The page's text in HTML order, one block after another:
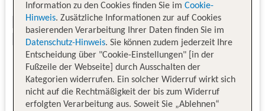
Information zu den Cookies finden Sie im Cookie-
Hinweis. Zusätzliche Informationen zur auf Cookies
basierenden Verarbeitung Ihrer Daten finden Sie im
Datenschutz-Hinweis. Sie können zudem jederzeit Ihre
Entscheidung über "Cookie-Einstellungen" [in der
Fußzeile der Webseite] durch Ausschalten der
Kategorien widerrufen. Ein solcher Widerruf wirkt sich
nicht auf die Rechtmäßigkeit der bis zum Widerruf
erfolgten Verarbeitung aus. Soweit Sie „Ablehnen“